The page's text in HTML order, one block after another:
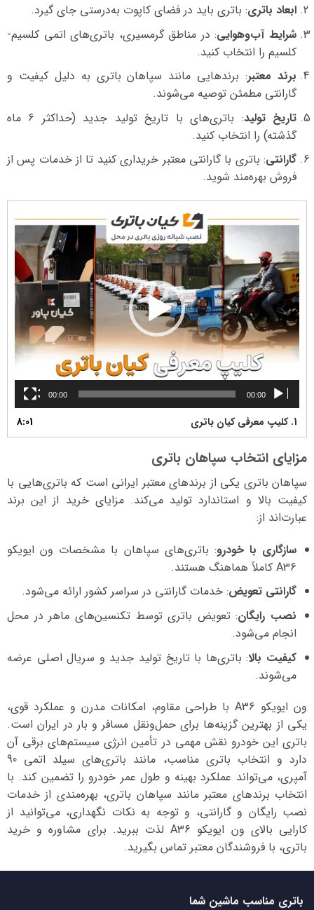
ابعاد باتری: باتری باید در فضای کاپوت به‌درستی جای گیرد.
شرایط آب‌وهوایی: در مناطق گرمسیری، باتری‌های اتمی کلسیم-
کلسیم را انتخاب کنید.
برند معتبر: برندهایی مانند سپاهان باتری به دلیل کیفیت و
گارانتی مطمئن توصیه می‌شوند.
تاریخ تولید
: باتری‌های با تاریخ تولید جدید (حداکثر 6 ماه
گذشته) را انتخاب کنید.
گارانتی: باتری با گارانتی معتبر خریداری کنید تا از خدمات پس از
فروش بهره‌مند شوید.
ویدیو
00:00
00:00
1. کلیپ معرفی کیان باتری 8:01
مزایای انتخاب سپاهان باتری
سپاهان باتری یکی از برندهای معتبر ایرانی است که باتری‌هایی با
کیفیت بالا و استاندارد تولید می‌کند. مزایای خرید از این برند
عبارت‌اند از:
سازگاری با خودرو: باتری‌های سپاهان با مشخصات ون ایویکو
A36 کاملاً هماهنگ هستند.
گارانتی تعویض: خدمات گارانتی در سراسر کشور ارائه می‌شود.
نصب رایگان: تعویض باتری توسط تکنسین‌های ماهر در محل
انجام می‌شود.
کیفیت بالا: باتری‌ها با تاریخ تولید جدید و سریال اصلی عرضه
می‌شوند.
ون ایویکو A36 با طراحی مقاوم، امکانات مدرن و عملکرد قوی،
یکی از بهترین گزینه‌ها برای حمل‌ونقل مسافر و بار در ایران است.
باتری این خودرو نقش مهمی در تأمین انرژی سیستم‌های برقی آن
دارد و انتخاب باتری مناسب، مانند باتری‌های سیلد اتمی 90
آمپری، می‌تواند عملکرد بهینه و طول عمر خودرو را تضمین کند. با
انتخاب برندهای معتبر مانند سپاهان باتری، بهره‌مندی از خدمات
نصب رایگان و گارانتی، و توجه به نکات نگهداری، می‌توانید از
کارایی بالای ون ایویکو A36 لذت ببرید. برای مشاوره و خرید
باتری، با فروشندگان معتبر تماس بگیرید.
باتری مناسب ماشین شما